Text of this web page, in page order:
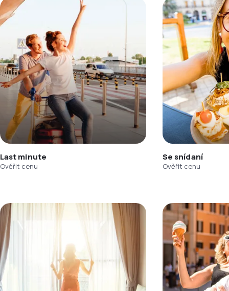
Last minute
Ověřit cenu
Se snídaní
Ověřit cenu